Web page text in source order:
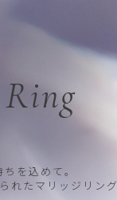
を込めて。
れたマリッジリング